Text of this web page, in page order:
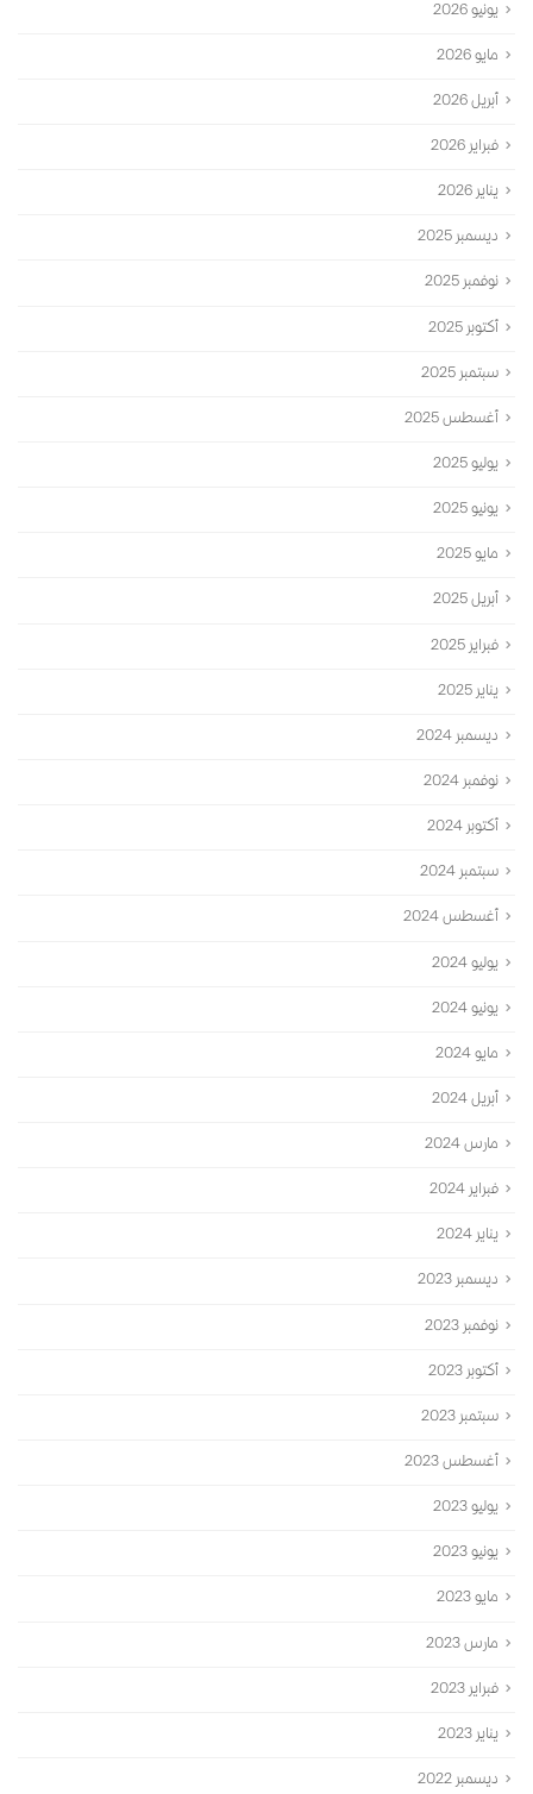
يونيو 2026
مايو 2026
أبريل 2026
فبراير 2026
يناير 2026
ديسمبر 2025
نوفمبر 2025
أكتوبر 2025
سبتمبر 2025
أغسطس 2025
يوليو 2025
يونيو 2025
مايو 2025
أبريل 2025
فبراير 2025
يناير 2025
ديسمبر 2024
نوفمبر 2024
أكتوبر 2024
سبتمبر 2024
أغسطس 2024
يوليو 2024
يونيو 2024
مايو 2024
أبريل 2024
مارس 2024
فبراير 2024
يناير 2024
ديسمبر 2023
نوفمبر 2023
أكتوبر 2023
سبتمبر 2023
أغسطس 2023
يوليو 2023
يونيو 2023
مايو 2023
مارس 2023
فبراير 2023
يناير 2023
ديسمبر 2022